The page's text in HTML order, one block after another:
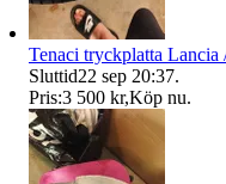
Tenaci tryckplatta
Sluttid22 sep 20:37.
Pris:3 500 kr,Köp nu.